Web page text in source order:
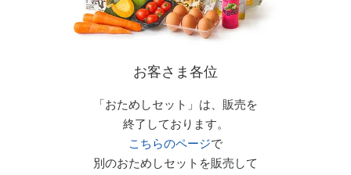
お客さま各位
「おためしセット」は、販売を
終了しております。
こちらのページで
別のおためしセットを販売して